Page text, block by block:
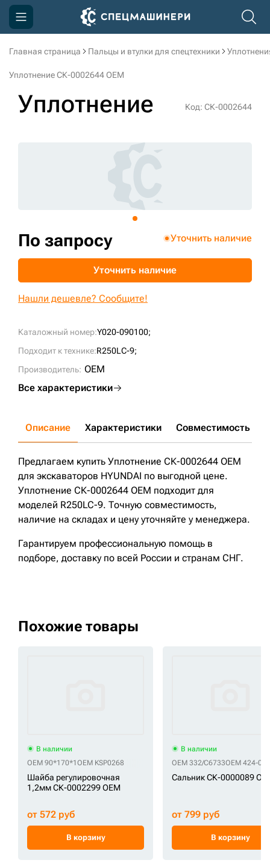
Главная страница Пальцы и втулки для спецтехники
Уплотнение СК-0002644 OEM
Уплотнение Код: СК-0002644
Каталожный номер:Y020-090100;
Подходит к технике:R250LC-9;
Производитель: OEM
Все характеристики
По запросу Уточнить наличие
Уточнить наличие
Нашли дешевле? Сообщите!
Описание Характеристики Совместимость
Предлагаем купить Уплотнение СК-0002644 OEM
для экскаваторов HYUNDAI по выгодной цене.
Уплотнение СК-0002644 OEM подходит для
моделей R250LC-9. Точную совместимость,
наличие на складах и цену уточняйте у менеджера.
Гарантируем профессиональную помощь в
подборе, доставку по всей России и странам СНГ.
Похожие товары
В наличии
OEM 90*170*1 OEM KSP0268
Шайба регулировочная
1,2мм СК-0002299 OEM
от 572 руб
В корзину
В наличии
OEM 332/C6733OEM 424-
Сальник СК-0000089
от 799 руб
В корзину
Компания
Доставка и оплата
+7 (499) 394-50-93